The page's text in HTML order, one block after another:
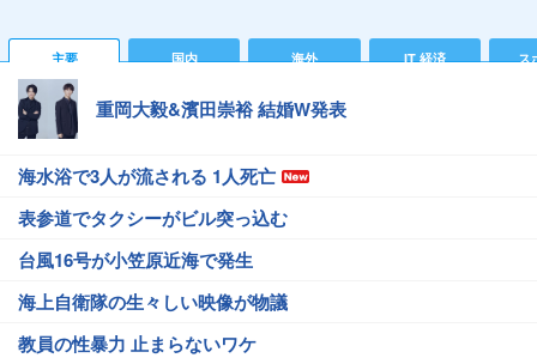
主要 国内 海外 IT 経済 ス
重岡大毅&濱田崇裕 結婚W発表
海水浴で3人が流される 1人死亡
表参道でタクシーがビル突っ込む
台風16号が小笠原近海で発生
海上自衛隊の生々しい映像が物議
教員の性暴力 止まらないワケ